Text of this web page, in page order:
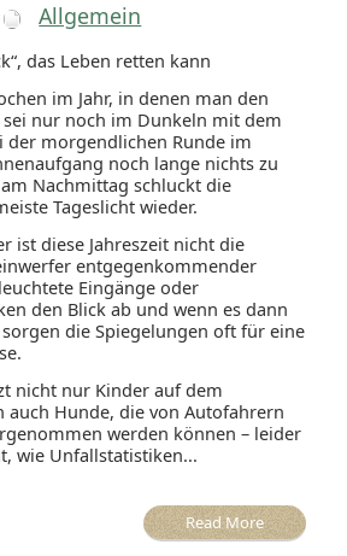
Allgemein
das Leben retten kann
im Jahr, in denen man den
nur noch im Dunkeln mit dem
der morgendlichen Runde im
noch lange nichts zu
Nachmittag schluckt die
Tageslicht wieder.
ist diese Jahreszeit nicht die
entgegenkommender
Eingänge oder
den Blick ab und wenn es dann
die Spiegelungen oft für eine
nicht nur Kinder auf dem
auch Hunde, die von Autofahrern
werden können – leider
wie Unfallstatistiken...
Read More